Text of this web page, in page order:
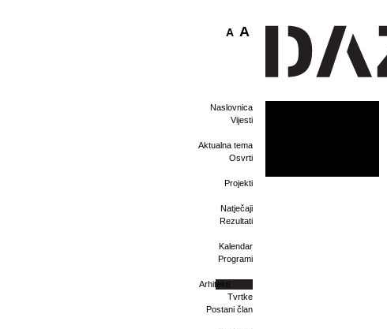
A A
Naslovnica
Vijesti
Aktualna tema
Osvrti
Projekti
Natječaji
Rezultati
Kalendar
Programi
Arhitekti
Tvrtke
Postani član